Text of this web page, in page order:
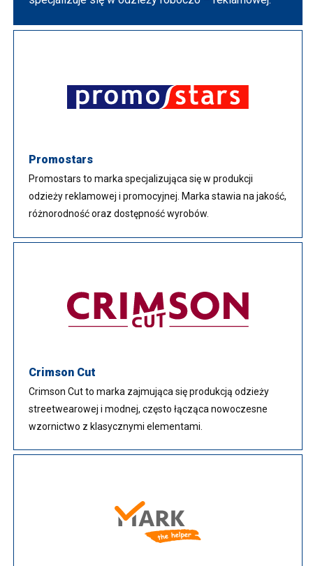
Promostars
Promostars to marka specjalizująca się w produkcji
odzieży reklamowej i promocyjnej. Marka stawia na jakość,
różnorodność oraz dostępność wyrobów.
Crimson Cut
Crimson Cut to marka zajmująca się produkcją odzieży
streetwearowej i modnej, często łącząca nowoczesne
wzornictwo z klasycznymi elementami.